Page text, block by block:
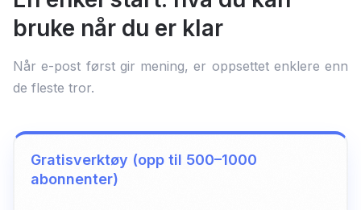
bruke når du er klar
Når e-post først gir mening, er oppsettet enklere enn
de fleste tror.
Gratisverktøy (opp til 500–1000
abonnenter)